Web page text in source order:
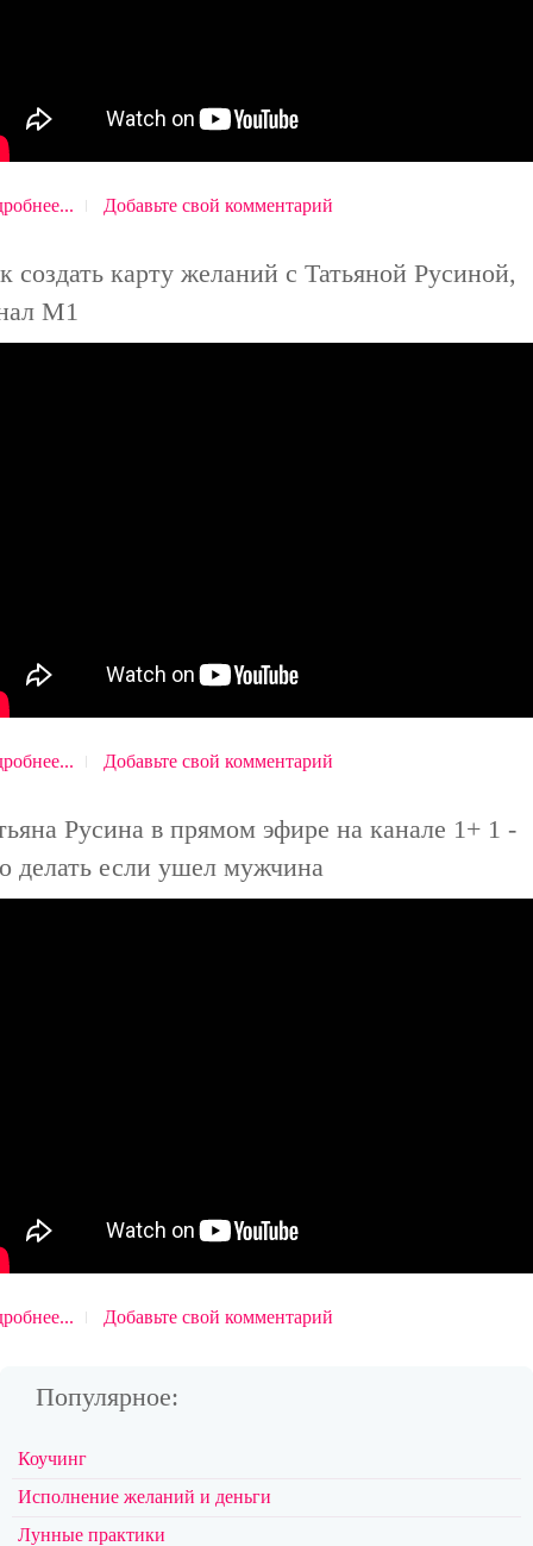
Добавьте свой комментарий
создать карту желаний с Татьяной Русиной,
М1
Добавьте свой комментарий
Русина в прямом эфире на канале 1+ 1 -
делать если ушел мужчина
Добавьте свой комментарий
Популярное:
Коучинг
Исполнение желаний и деньги
Лунные практики